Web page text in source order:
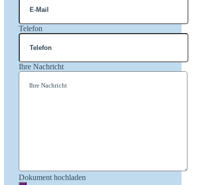
Telefon
Ihre Nachricht
Dokument hochladen